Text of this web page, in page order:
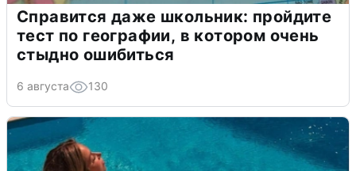
Справится даже школьник: пройдите
тест по географии, в котором очень
стыдно ошибиться
6 августа 130